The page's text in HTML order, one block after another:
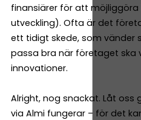
finansiärer för att möjliggöra
utveckling). Ofta är det
ett tidigt skede, som vänder
passa bra när företaget ska
innovationer.
Alright, nog snackat. Låt oss
via Almi fungerar – för det